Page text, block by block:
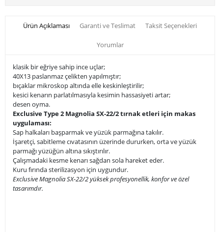
Ürün Açıklaması Garanti ve Teslimat Taksit Seçenekleri
Yorumlar
klasik bir eğriye sahip ince uçlar;
40X13 paslanmaz çelikten yapılmıştır;
bıçaklar mikroskop altında elle keskinleştirilir;
kesici kenarın parlatılmasıyla kesimin hassasiyeti artar;
desen oyma.
Exclusive Type 2 Magnolia SX-22/2 tırnak etleri için makas
uygulaması:
Sap halkaları başparmak ve yüzük parmağına takılır.
İşaretçi, sabitleme cıvatasının üzerinde dururken, orta ve yüzük
parmağı yüzüğün altına sıkıştırılır.
Çalışmadaki kesme kenarı sağdan sola hareket eder.
Kuru fırında sterilizasyon için uygundur.
Exclusive Magnolia SX-22/2 yüksek profesyonellik, konfor ve özel
tasarımdır.